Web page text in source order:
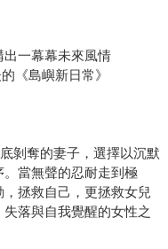
一幕幕未來風情
《島嶼新日常》
剝奪的妻子，選擇以沉默
當無聲的忍耐走到極
拯救自己，更拯救女兒
落與自我覺醒的女性之